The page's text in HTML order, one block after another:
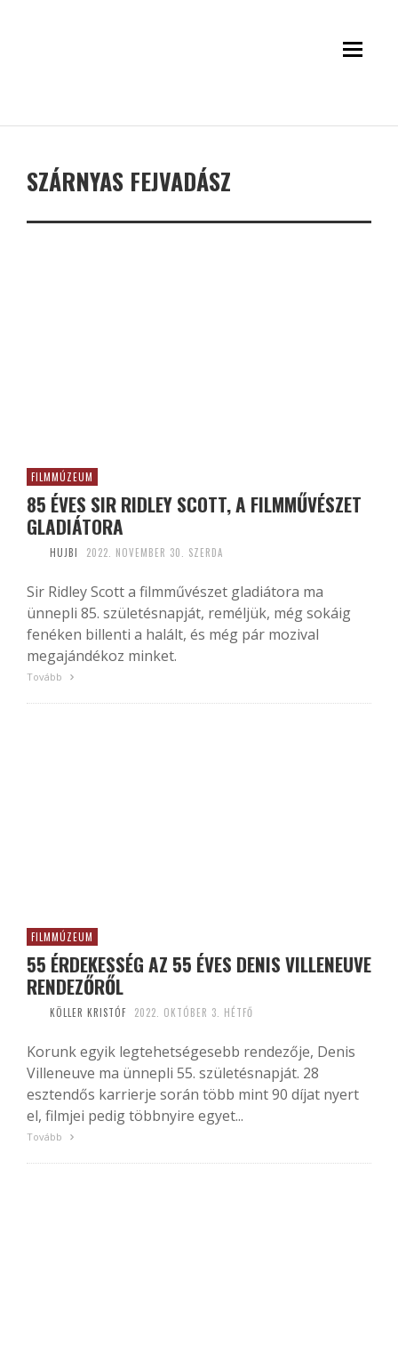
SZÁRNYAS FEJVADÁSZ
FILMMÚZEUM
85 ÉVES SIR RIDLEY SCOTT, A FILMMŰVÉSZET
GLADIÁTORA
HUJBI 2022. NOVEMBER 30. SZERDA
Sir Ridley Scott a filmművészet gladiátora ma
ünnepli 85. születésnapját, reméljük, még sokáig
fenéken billenti a halált, és még pár mozival
megajándékoz minket.
Tovább
FILMMÚZEUM
55 ÉRDEKESSÉG AZ 55 ÉVES DENIS VILLENEUVE
RENDEZŐRŐL
KÖLLER KRISTÓF 2022. OKTÓBER 3. HÉTFŐ
Korunk egyik legtehetségesebb rendezője, Denis
Villeneuve ma ünnepli 55. születésnapját. 28
esztendős karrierje során több mint 90 díjat nyert
el, filmjei pedig többnyire egyet...
Tovább